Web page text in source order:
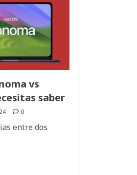
vs
saber
0
entre dos